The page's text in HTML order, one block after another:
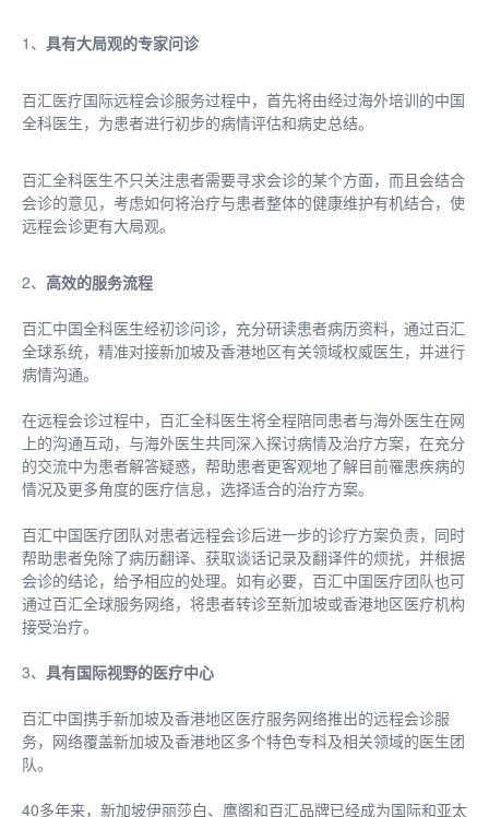
1、 具有大局观的专家问诊
百汇医疗国际远程会诊服务过程中，首先将由经过海外培训的中国
全科医生，为患者进行初步的病情评估和病史总结。
百汇全科医生不只关注患者需要寻求会诊的某个方面，而且会结合
会诊的意见，考虑如何将治疗与患者整体的健康维护有机结合，使
远程会诊更有大局观。
2、 高效的服务流程
百汇中国全科医生经初诊问诊，充分研读患者病历资料，通过百汇
全球系统，精准对接新加坡及香港地区有关领域权威医生，并进行
病情沟通。
在远程会诊过程中，百汇全科医生将全程陪同患者与海外医生在网
上的沟通互动，与海外医生共同深入探讨病情及治疗方案，在充分
的交流中为患者解答疑惑，帮助患者更客观地了解目前罹患疾病的
情况及更多角度的医疗信息，选择适合的治疗方案。
百汇中国医疗团队对患者远程会诊后进一步的诊疗方案负责，同时
帮助患者免除了病历翻译、获取谈话记录及翻译件的烦扰，并根据
会诊的结论，给予相应的处理。如有必要，百汇中国医疗团队也可
通过百汇全球服务网络，将患者转诊至新加坡或香港地区医疗机构
接受治疗。
3、 具有国际视野的医疗中心
百汇中国携手新加坡及香港地区医疗服务网络推出的远程会诊服
务，网络覆盖新加坡及香港地区多个特色专科及相关领域的医生团
队。
40多年来，新加坡伊丽莎白、鹰阁和百汇品牌已经成为国际和亚太